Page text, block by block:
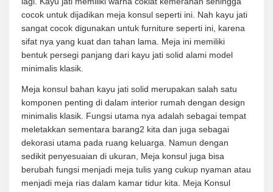
cocok untuk dijadikan meja konsul seperti ini. Nah kayu jati
sangat cocok digunakan untuk furniture seperti ini, karena
sifat nya yang kuat dan tahan lama. Meja ini memiliki
bentuk persegi panjang dari kayu jati solid alami model
minimalis klasik.
Meja konsul bahan kayu jati solid merupakan salah satu
komponen penting di dalam interior rumah dengan design
minimalis klasik. Fungsi utama nya adalah sebagai tempat
meletakkan sementara barang2 kita dan juga sebagai
dekorasi utama pada ruang keluarga. Namun dengan
sedikit penyesuaian di ukuran, Meja konsul juga bisa
berubah fungsi menjadi meja tulis yang cukup nyaman atau
menjadi meja rias dalam kamar tidur kita. Meja Konsul